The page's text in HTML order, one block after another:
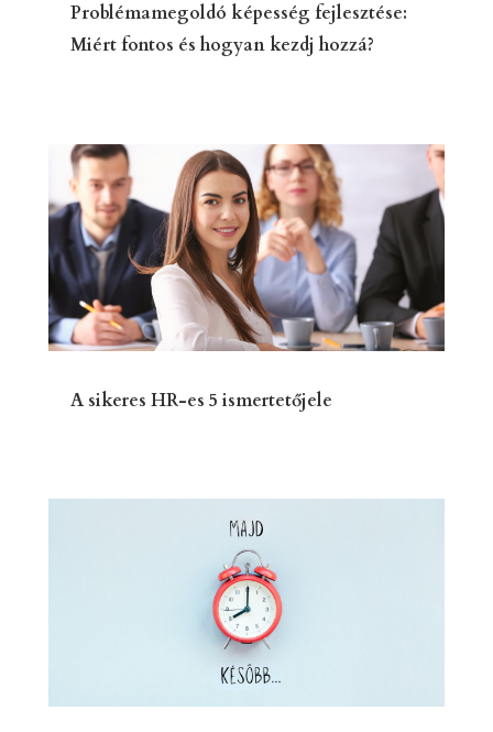
Problémamegoldó képesség fejlesztése:
Miért fontos és hogyan kezdj hozzá?
A sikeres HR-es 5 ismertetőjele